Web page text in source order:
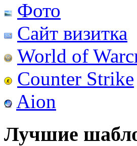
Фото
Сайт визитка
World of
Counter Strike
Aion
Лучшие